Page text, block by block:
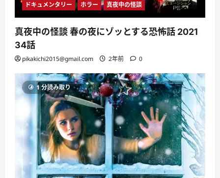
ドキュメンタリー ホラー 真夜中の怪談
真夜中の怪談 春の夜にゾッとする恐怖話 2021
34話
pikakichi2015@gmail.com 2年前 0
1 分読み取り